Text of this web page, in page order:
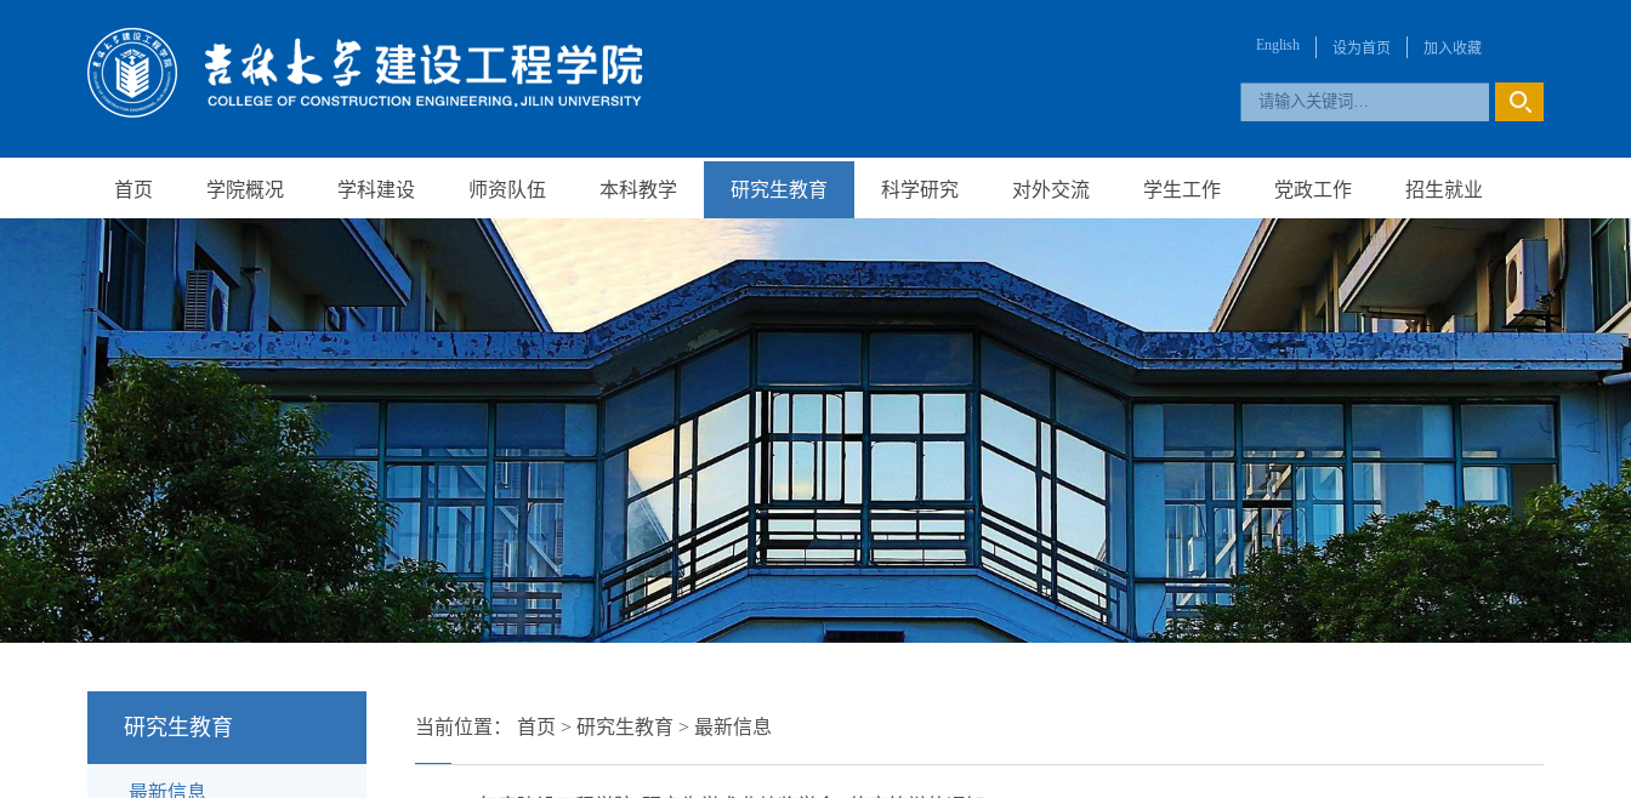
English 设为首页 加入收藏
首页 学院概况 学科建设 师资队伍 本科教学 研究生教育 科学研究 对外交流 学生工作 党政工作 招生就业
研究生教育
最新信息
当前位置： 首页 > 研究生教育 > 最新信息